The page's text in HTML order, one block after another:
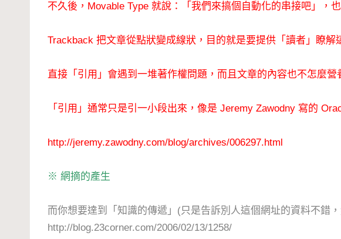
不久後，Movable Type 就說：「我們來搞個自動化的串接吧」，
Trackback 把文章從點狀變成線狀，目的就是要提供「讀者」瞭解
直接「引用」會遇到一堆著作權問題，而且文章的內容也不怎麼營
「引用」通常只是引一小段出來，像是 Jeremy Zawodny 寫的
http://jeremy.zawodny.com/blog/archives/006297.html
※ 網摘的產生
而你想要達到「知識的傳遞」(只是告訴別人這個網址的資料不錯
http://blog.23corner.com/2006/02/13/1258/